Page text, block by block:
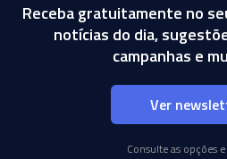
Receba gratuitamente no
notícias do dia,
campanhas e
Ver
Consulte as opções